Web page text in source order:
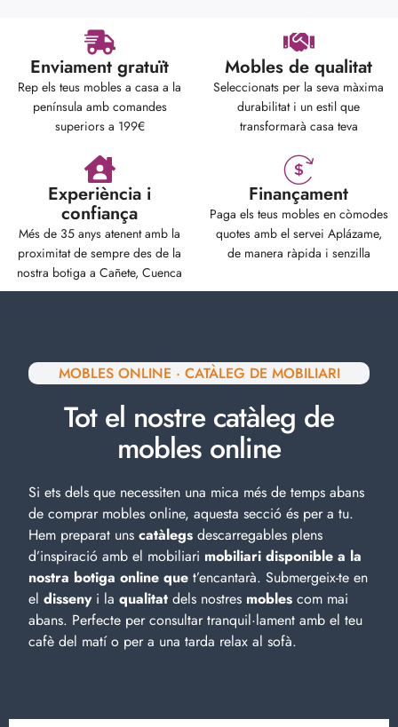
Enviament gratuït
Rep els teus mobles a casa a la
península amb comandes
superiors a 199€
Mobles de qualitat
Seleccionats per la seva màxima
durabilitat i un estil que
transformarà casa teva
Experiència i
confiança
Més de 35 anys atenent amb la
proximitat de sempre des de la
nostra botiga a Cañete, Cuenca
Finançament
Paga els teus mobles en còmodes
quotes amb el servei Aplázame,
de manera ràpida i senzilla
MOBLES ONLINE · CATÀLEG DE MOBILIARI
Tot el nostre catàleg de
mobles online
Si ets dels que necessiten una mica més de temps abans
de comprar mobles online, aquesta secció és per a tu.
Hem preparat uns catàlegs descarregables plens
d’inspiració amb el mobiliari mobiliari disponible a la
nostra botiga online que t’encantarà. Submergeix-te en
el dissenyi la qualitat dels nostres mobles com mai
abans. Perfecte per consultar tranquil·lament amb el teu
cafè del matí o per a una tarda relax al sofà.